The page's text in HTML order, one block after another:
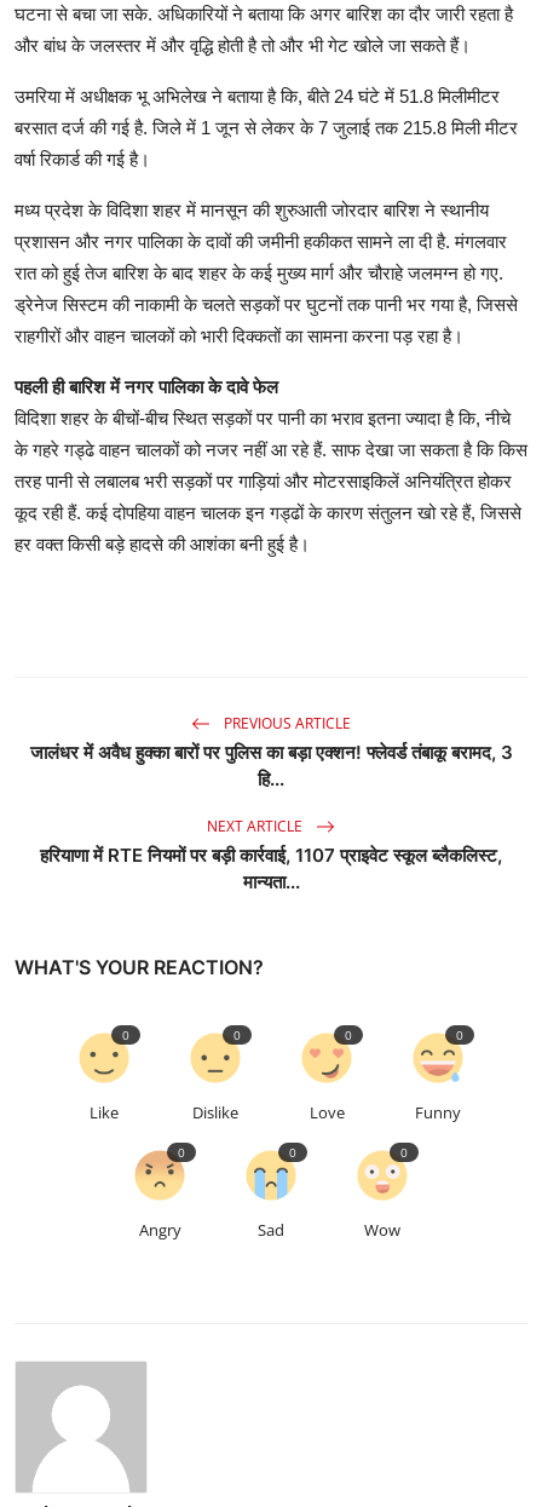
घटना से बचा जा सके. अधिकारियों ने बताया कि अगर बारिश का दौर जारी रहता है
और बांध के जलस्तर में और वृद्धि होती है तो और भी गेट खोले जा सकते हैं।
उमरिया में अधीक्षक भू अभिलेख ने बताया है कि, बीते 24 घंटे में 51.8 मिलीमीटर
बरसात दर्ज की गई है. जिले में 1 जून से लेकर के 7 जुलाई तक 215.8 मिली मीटर
वर्षा रिकार्ड की गई है।
मध्य प्रदेश के विदिशा शहर में मानसून की शुरुआती जोरदार बारिश ने स्थानीय
प्रशासन और नगर पालिका के दावों की जमीनी हकीकत सामने ला दी है. मंगलवार
रात को हुई तेज बारिश के बाद शहर के कई मुख्य मार्ग और चौराहे जलमग्न हो गए.
ड्रेनेज सिस्टम की नाकामी के चलते सड़कों पर घुटनों तक पानी भर गया है, जिससे
राहगीरों और वाहन चालकों को भारी दिक्कतों का सामना करना पड़ रहा है।
पहली ही बारिश में नगर पालिका के दावे फेल
विदिशा शहर के बीचों-बीच स्थित सड़कों पर पानी का भराव इतना ज्यादा है कि, नीचे
के गहरे गड्ढे वाहन चालकों को नजर नहीं आ रहे हैं. साफ देखा जा सकता है कि किस
तरह पानी से लबालब भरी सड़कों पर गाड़ियां और मोटरसाइकिलें अनियंत्रित होकर
कूद रही हैं. कई दोपहिया वाहन चालक इन गड्ढों के कारण संतुलन खो रहे हैं, जिससे
हर वक्त किसी बड़े हादसे की आशंका बनी हुई है।
PREVIOUS ARTICLE
जालंधर में अवैध हुक्का बारों पर पुलिस का बड़ा एक्शन! फ्लेवर्ड तंबाकू बरामद, 3
हि...
NEXT ARTICLE
हरियाणा में RTE नियमों पर बड़ी कार्रवाई, 1107 प्राइवेट स्कूल ब्लैकलिस्ट,
मान्यता...
WHAT'S YOUR REACTION?
Like
0
Dislike
0
Love
0
Funny
0
Angry
0
Sad
0
Wow
0